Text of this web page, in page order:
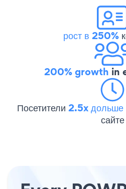
рост в 250%
200% growth in
Посетители 2.5x дольше
сайте